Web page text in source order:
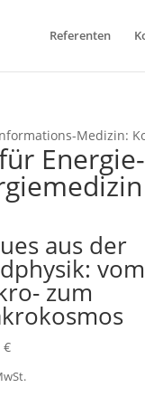
Referenten
Medizin:
aus der
vom
zum
€